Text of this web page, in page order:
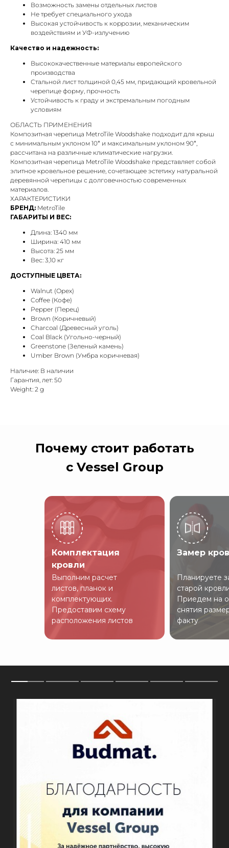
Возможность замены отдельных листов
Не требует специального ухода
Высокая устойчивость к коррозии, механическим
воздействиям и УФ-излучению
Качество и надежность:
Высококачественные материалы европейского
производства
Стальной лист толщиной 0,45 мм, придающий кровельной
черепице форму, прочность
Устойчивость к граду и экстремальным погодным
условиям
ОБЛАСТЬ ПРИМЕНЕНИЯ
Композитная черепица MetroTile Woodshake подходит для крыш
с минимальным уклоном 10° и максимальным уклоном 90°,
рассчитана на различные климатические нагрузки.
Композитная черепица MetroTile Woodshake представляет собой
элитное кровельное решение, сочетающее эстетику натуральной
деревянной черепицы с долговечностью современных
материалов.
ХАРАКТЕРИСТИКИ
БРЕНД: MetroTile
ГАБАРИТЫ И ВЕС:
Длина: 1340 мм
Ширина: 410 мм
Высота: 25 мм
Вес: 3,10 кг
ДОСТУПНЫЕ ЦВЕТА:
Walnut (Орех)
Coffee (Кофе)
Pepper (Перец)
Brown (Коричневый)
Charcoal (Древесный уголь)
Coal Black (Угольно-черный)
Greenstone (Зеленый камень)
Umber Brown (Умбра коричневая)
Наличие: В наличии
Гарантия, лет: 50
Weight: 2 g
Комплектация
кровли
Выполним расчет
листов, планок и
комплектующих.
Предоставим схему
расположения листов
Замер
Планируете
старой
Приедем на
снятия
факту
Почему стоит работать
с Vessel Group